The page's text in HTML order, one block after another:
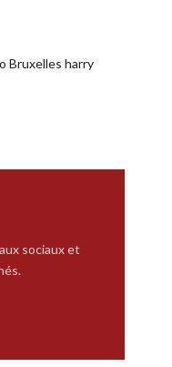
Bruxelles harry
sociaux et